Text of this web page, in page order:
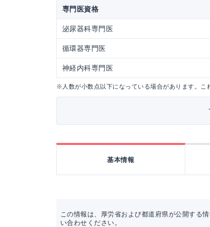
専門医資格
泌尿器科専門医
循環器専門医
神経内科専門医
※人数が小数点以下になっている場合があります。こ
基本情報
この情報は、厚労省および都道府県が公開する
い合わせください。